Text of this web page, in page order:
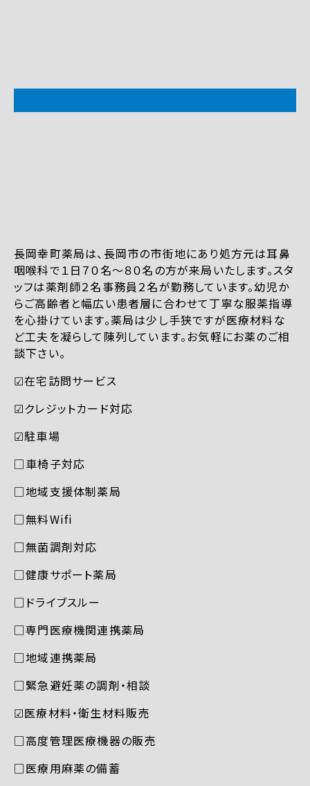
長岡幸町薬局は、長岡市の市街地にあり処方元は耳鼻
咽喉科で１日７０名～８０名の方が来局いたします。スタ
ッフは薬剤師２名事務員２名が勤務しています。幼児か
らご高齢者と幅広い患者層に合わせて丁寧な服薬指導
を心掛けています。薬局は少し手狭ですが医療材料な
ど工夫を凝らして陳列しています。お気軽にお薬のご相
談下さい。
☑︎在宅訪問サービス
☑︎クレジットカード対応
☑︎駐車場
□車椅子対応
□地域支援体制薬局
□無料Wifi
□無菌調剤対応
□健康サポート薬局
□ドライブスルー
□専門医療機関連携薬局
□地域連携薬局
□緊急避妊薬の調剤・相談
☑︎医療材料・衛生材料販売
□高度管理医療機器の販売
□医療用麻薬の備蓄